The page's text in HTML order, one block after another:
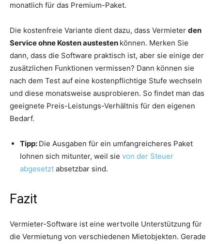
monatlich für das Premium-Paket.
Die kostenfreie Variante dient dazu, dass Vermieter den
Service ohne Kosten austesten können. Merken Sie
dann, dass die Software praktisch ist, aber sie einige der
zusätzlichen Funktionen vermissen? Dann können sie
nach dem Test auf eine kostenpflichtige Stufe wechseln
und diese monatsweise ausprobieren. So findet man das
geeignete Preis-Leistungs-Verhältnis für den eigenen
Bedarf.
Tipp: Die Ausgaben für ein umfangreicheres Paket
lohnen sich mitunter, weil sie von der Steuer
abgesetzt absetzbar sind.
Fazit
Vermieter-Software ist eine wertvolle Unterstützung für
die Vermietung von verschiedenen Mietobjekten. Gerade